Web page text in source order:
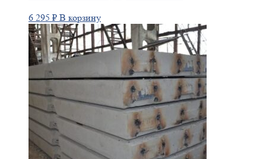
6 295 ₽ В корзину